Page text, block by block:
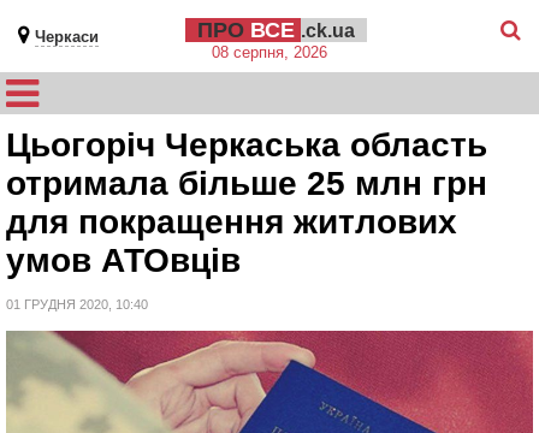
Черкаси ПРО ВСЕ .ck.ua
08 серпня, 2026
Цьогоріч Черкаська область
отримала більше 25 млн грн
для покращення житлових
умов АТОвців
01 ГРУДНЯ 2020, 10:40